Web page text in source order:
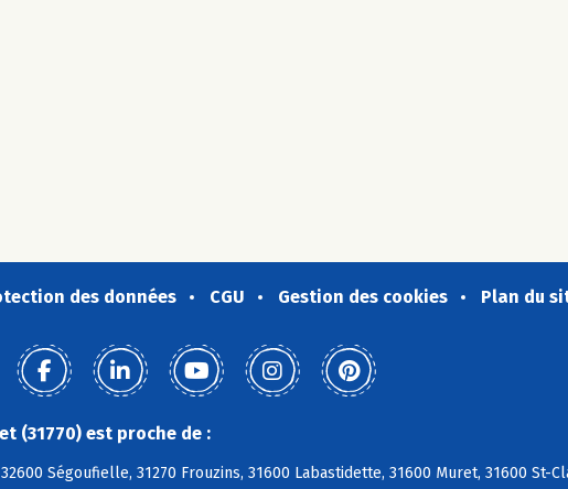
des données CGU Gestion des cookies Plan du
(31770) est proche de :
Ségoufielle, 31270 Frouzins, 31600 Labastidette, 31600 Muret, 31600 St-